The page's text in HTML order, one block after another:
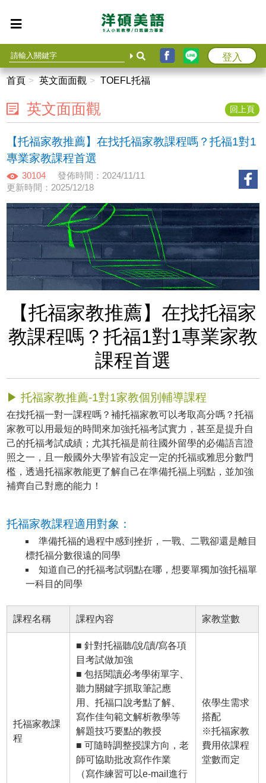
登入
首頁 英文面面觀 TOEFL托福
英文面面觀 回上頁
【托福家教推薦】在找托福家教課程嗎？托福1對1
專業家教課程首選
30104
發佈時間：2024/11/11
更新時間：2025/12/18
【托福家教推薦】在找托福家
教課程嗎？托福1對1專業家教
課程首選
▶ 托福家教推薦-1對1家教個別輔導課程
在找托福一對一課程嗎？補托福家教可以考取高分嗎？托福
家教可以用最短的時間來加強托福考試實力，甚至是提升自
己的托福考試成績；尤其托福是前往國外留學的必備語言證
照之一，且一般國外大學皆有設定一定的托福或雅思分數門
檻，透過托福家教能更了解自己在準備托福上弱點，並加強
補齊自己對應的能力！
托福家教課程適用對象：
準備托福的過程中感到挫折，一戰、二戰卻還是離目
標托福分數很遠的同學
知道自己的托福考試弱點在哪，想要單獨加強托福單
一科目的同學
課程名稱 課程內容 家教堂數
托福家教課
程
■ 針對托福聽/說/讀/寫各項
目考試做加強
■ 包括閱讀必考學術單字、
聽力關鍵字抓取筆記應
用、托福口說考點了解、
寫作佳句範文解析教學等
解題技巧要點的教授
■ 可隨時調整授課方向，老
師可協助批改寫作作業
（寫作練習可以e-mail進行
依學生需求
搭配
※托福家教
費用依課程
堂數而定